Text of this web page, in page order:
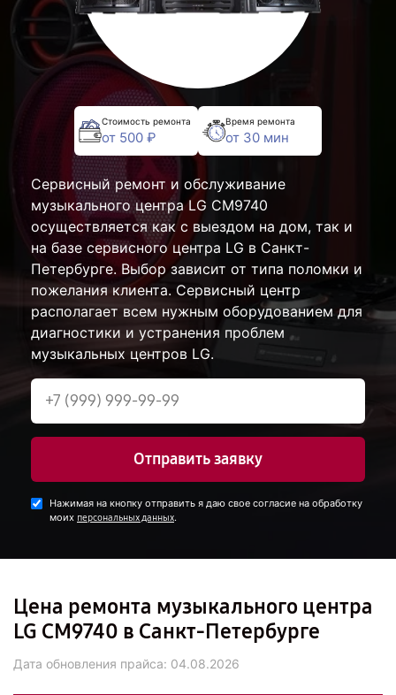
Стоимость ремонта
от 500 ₽
Время ремонта
от 30 мин
Сервисный ремонт и обслуживание
музыкального центра LG CM9740
осуществляется как с выездом на дом, так и
на базе сервисного центра LG в Санкт-
Петербурге. Выбор зависит от типа поломки и
пожелания клиента. Сервисный центр
располагает всем нужным оборудованием для
диагностики и устранения проблем
музыкальных центров LG.
Отправить заявку
Нажимая на кнопку отправить я даю свое согласие на обработку
моих персональных данных.
Цена ремонта музыкального центра
LG CM9740 в Санкт-Петербурге
Дата обновления прайса: 04.08.2026